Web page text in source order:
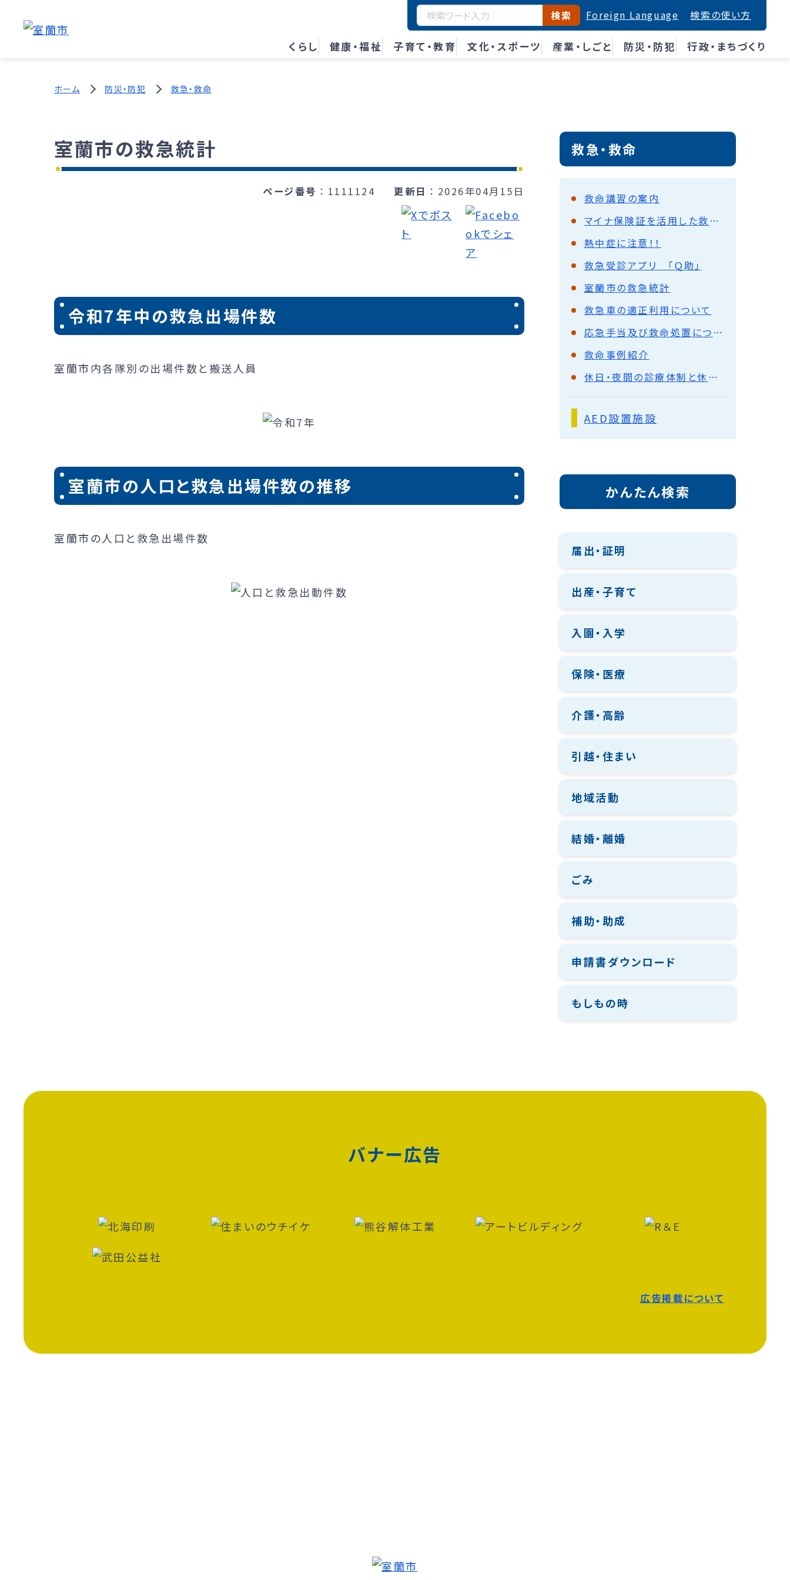
くらし 健康・福祉 子育て・教育 文化・スポーツ 産業・しごと 防災・防犯 行政・まちづくり
検索 Foreign Language 検索の使い方
ホーム 防災・防犯 救急・救命
室蘭市の救急統計
ページ番号 1111124 更新日 2026年04月15日
令和7年中の救急出場件数
室蘭市内各隊別の出場件数と搬送人員
室蘭市の人口と救急出場件数の推移
室蘭市の人口と救急出場件数
救急・救命
救命講習の案内
マイナ保険証を活用した救急業務の円滑化について
熱中症に注意！！
救急受診アプリ 「Ｑ助」
室蘭市の救急統計
救急車の適正利用について
応急手当及び救命処置について
救命事例紹介
休日・夜間の診療体制と休日歯科診療所
AED設置施設
かんたん検索
届出・証明
出産・子育て
入園・入学
保険・医療
介護・高齢
引越・住まい
地域活動
結婚・離婚
ごみ
補助・助成
申請書ダウンロード
もしもの時
バナー広告
広告掲載について